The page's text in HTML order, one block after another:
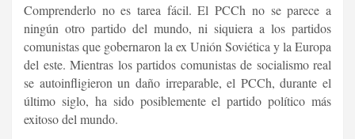
Comprenderlo no es tarea fácil. El PCCh no se parece a
ningún otro partido del mundo, ni siquiera a los partidos
comunistas que gobernaron la ex Unión Soviética y la Europa
del este. Mientras los partidos comunistas de socialismo real
se autoinfligieron un daño irreparable, el PCCh, durante el
último siglo, ha sido posiblemente el partido político más
exitoso del mundo.